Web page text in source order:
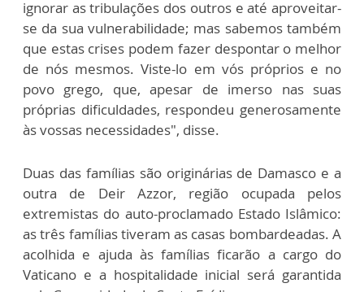
ignorar as tribulações dos outros e até aproveitar-
se da sua vulnerabilidade; mas sabemos também
que estas crises podem fazer despontar o melhor
de nós mesmos. Viste-lo em vós próprios e no
povo grego, que, apesar de imerso nas suas
próprias dificuldades, respondeu generosamente
às vossas necessidades", disse.
Duas das famílias são originárias de Damasco e a
outra de Deir Azzor, região ocupada pelos
extremistas do auto-proclamado Estado Islâmico:
as três famílias tiveram as casas bombardeadas. A
acolhida e ajuda às famílias ficarão a cargo do
Vaticano e a hospitalidade inicial será garantida